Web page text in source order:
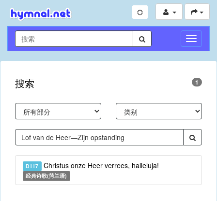
切
换
导
搜索 1
D117 Christus onze Heer verrees, halleluja!
经典诗歌(菏兰语)